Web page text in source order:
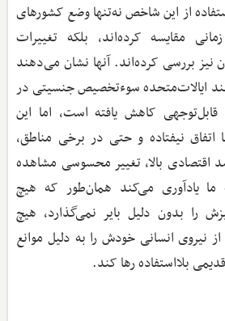
از این شاخص نه‌تنها وضع کشورهای
مقایسه کرده‌اند، بلکه تغییرات
نیز بررسی کرده‌اند. آنها نشان می‌دهند
ایالات‌متحده سوء‌تخصیص جنسیتی در
قابل‌توجهی کاهش یافته است، اما این
نیفتاده و حتی در برخی مناطق،
اقتصادی بالا، تغییر محسوسی مشاهده
ما یادآوری می‌کند همان‌طور که هیچ
را بدون دلیل بایر نمی‌گذارد، هیچ
نیروی انسانی خودش را به دلیل موانع
بلااستفاده رها کند.